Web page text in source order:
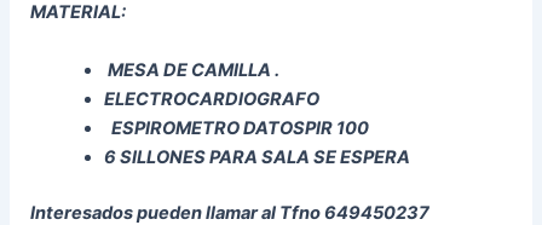
MATERIAL:
MESA DE CAMILLA .
ELECTROCARDIOGRAFO
ESPIROMETRO DATOSPIR 100
6 SILLONES PARA SALA SE ESPERA
Interesados pueden llamar al Tfno 649450237